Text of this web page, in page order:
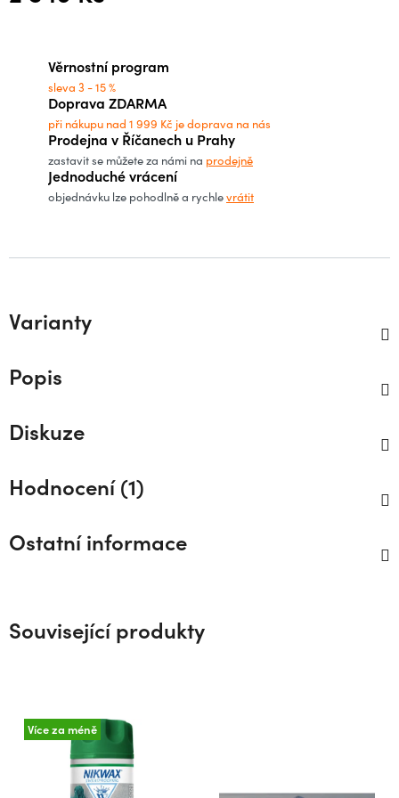
Věrnostní program
sleva 3 - 15 %
Doprava ZDARMA
při nákupu nad 1 999 Kč je doprava na nás
Prodejna v Říčanech u Prahy
zastavit se můžete za námi na prodejně
Jednoduché vrácení
objednávku lze pohodlně a rychlevrátit
Varianty
Popis
Diskuze
Hodnocení (1)
Ostatní informace
Související produkty
Více za méně